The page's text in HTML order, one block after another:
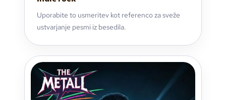
Uporabite to usmeritev kot referenco za sveže
ustvarjanje pesmi iz besedila.